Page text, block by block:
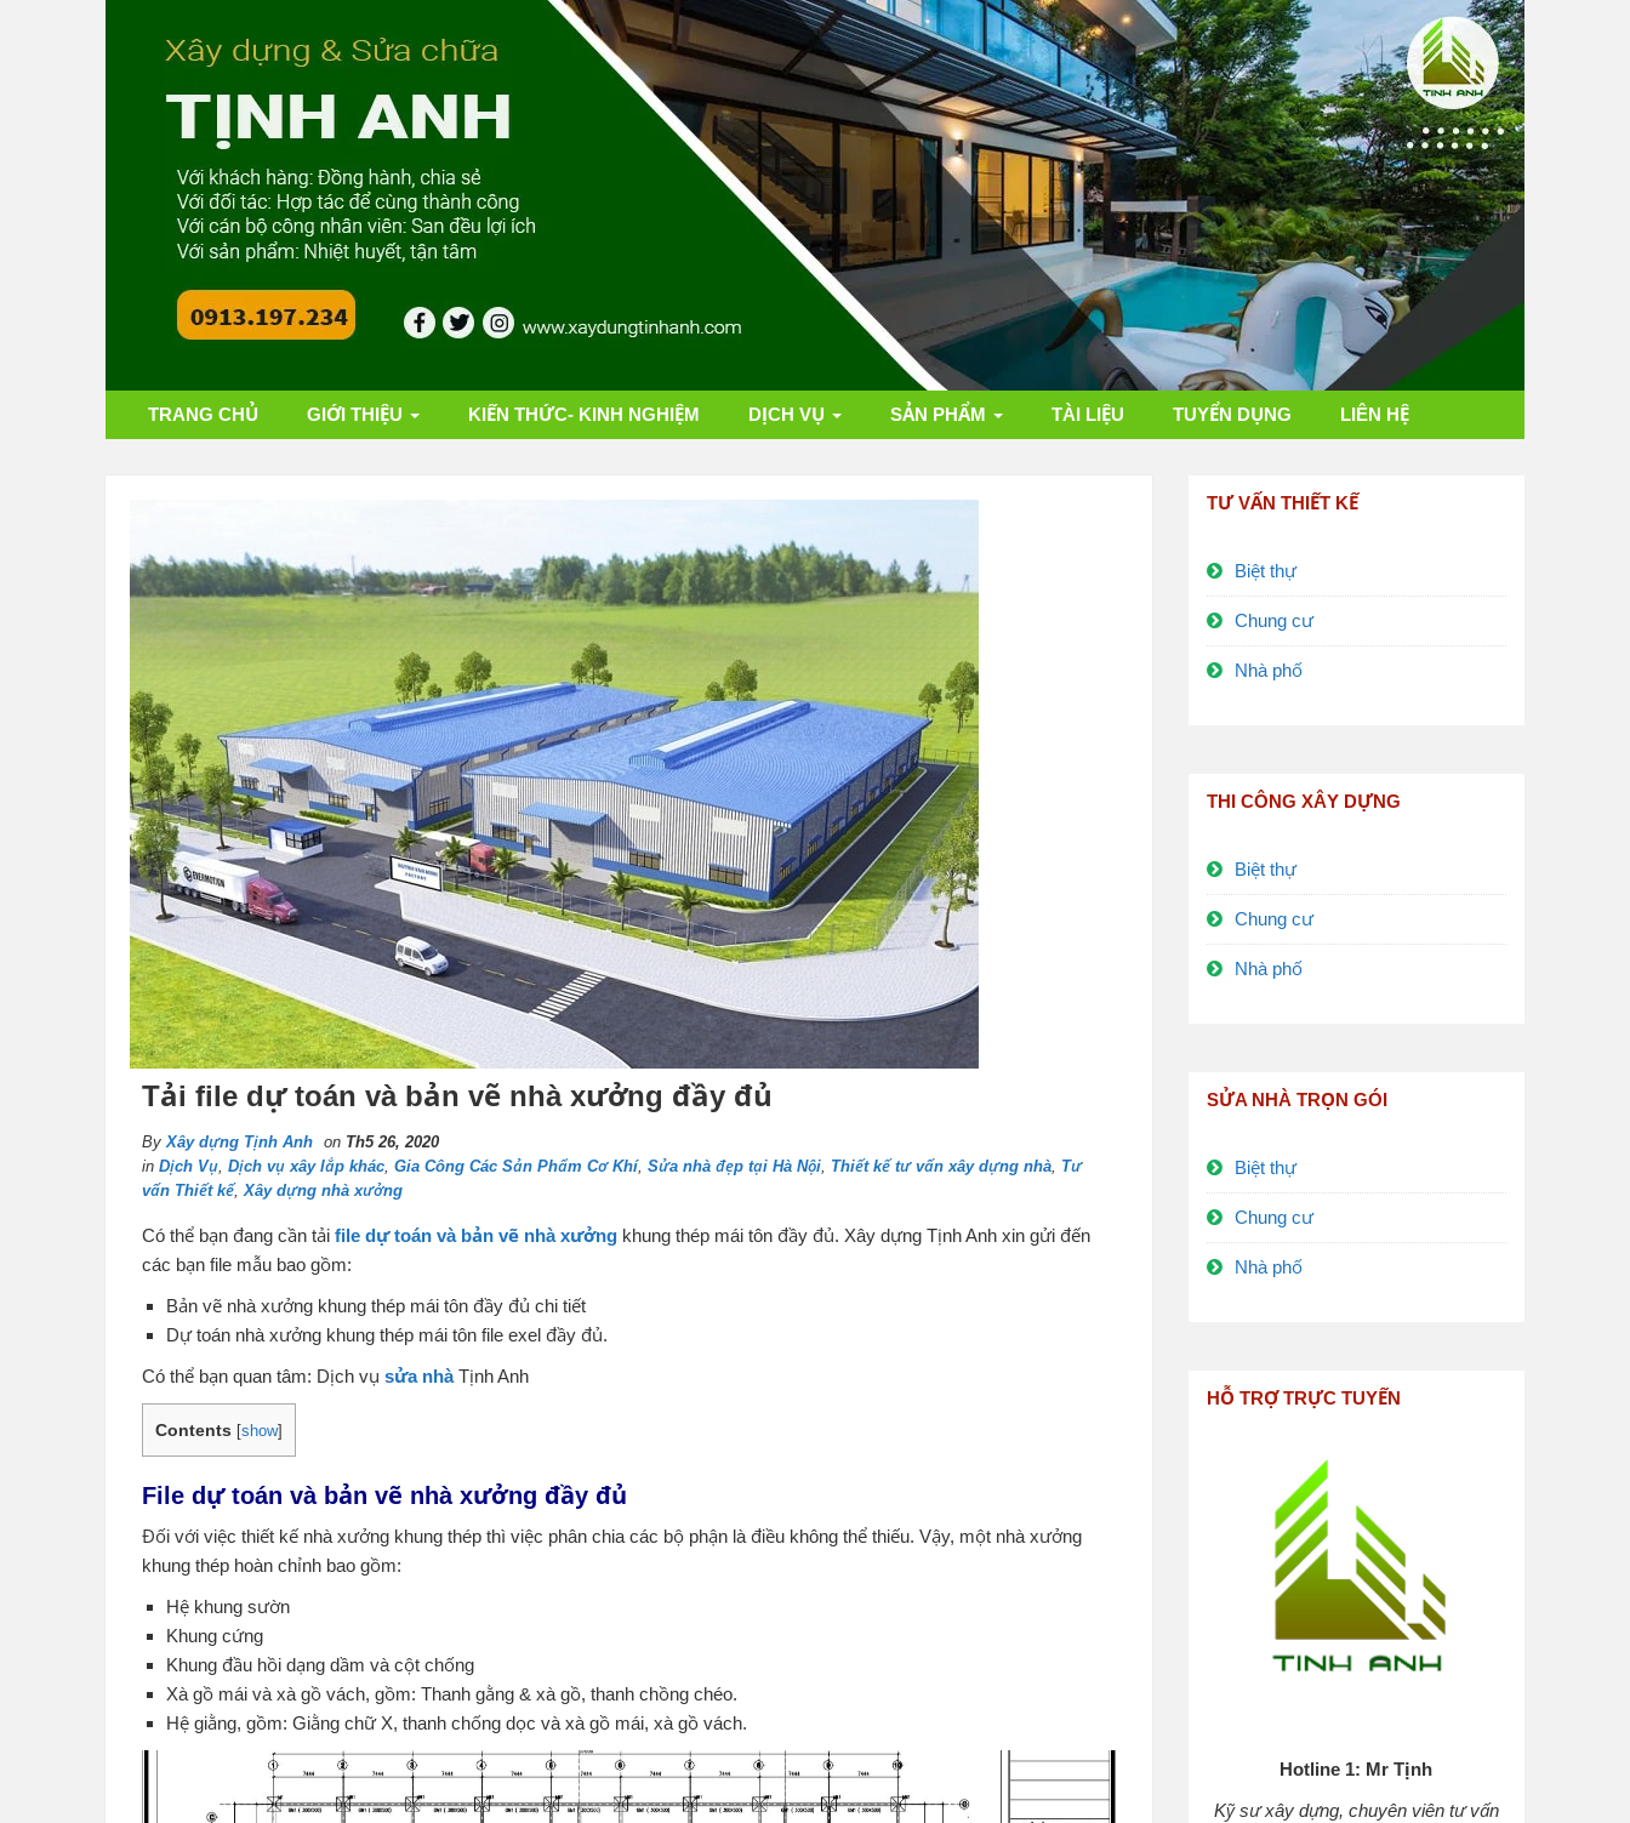
TRANG CHỦ GIỚI THIỆU KIẾN THỨC- KINH NGHIỆM DỊCH VỤ SẢN PHẨM TÀI LIỆU TUYỂN DỤNG LIÊN HỆ
Tải file dự toán và bản vẽ nhà xưởng đầy đủ
ByXây dựng Tịnh Anh on Th5 26, 2020
in Dịch Vụ, Dịch vụ xây lắp khác, Gia Công Các Sản Phẩm Cơ Khí, Sửa nhà đẹp tại Hà Nội, Thiết kế tư vấn xây dựng nhà, Tư
vấn Thiết kế,Xây dựng nhà xưởng
Có thể bạn đang cần tải file dự toán và bản vẽ nhà xưởng khung thép mái tôn đầy đủ. Xây dựng Tịnh Anh xin gửi đến
các bạn file mẫu bao gồm:
Bản vẽ nhà xưởng khung thép mái tôn đầy đủ chi tiết
Dự toán nhà xưởng khung thép mái tôn file exel đầy đủ.
Có thể bạn quan tâm: Dịch vụ sửa nhàTịnh Anh
Contents [show]
File dự toán và bản vẽ nhà xưởng đầy đủ
Đối với việc thiết kế nhà xưởng khung thép thì việc phân chia các bộ phận là điều không thể thiếu. Vậy, một nhà xưởng
khung thép hoàn chỉnh bao gồm:
Hệ khung sườn
Khung cứng
Khung đầu hồi dạng dầm và cột chống
Xà gồ mái và xà gồ vách, gồm: Thanh gằng & xà gồ, thanh chồng chéo.
Hệ giằng, gồm: Giằng chữ X, thanh chống dọc và xà gồ mái, xà gồ vách.
TƯ VẤN THIẾT KẾ
Biệt thự
Chung cư
Nhà phố
THI CÔNG XÂY DỰNG
Biệt thự
Chung cư
Nhà phố
SỬA NHÀ TRỌN GÓI
Biệt thự
Chung cư
Nhà phố
HỖ TRỢ TRỰC TUYẾN
Hotline 1: Mr Tịnh
Kỹ sư xây dựng, chuyên viên tư vấn